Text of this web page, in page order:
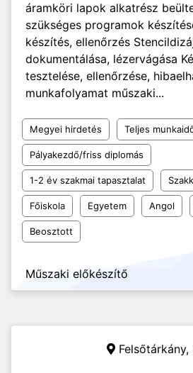
áramköri lapok alkatrész
szükséges programok
készítés, ellenőrzés
dokumentálása, lézervágása
tesztelése, ellenőrzése,
munkafolyamat műszaki...
Megyei hirdetés Teljes
Pályakezdő/friss diplomás
1-2 év szakmai tapasztalat
Főiskola Egyetem Angol
Beosztott
Műszaki előkészítő
Felsőtárkány,